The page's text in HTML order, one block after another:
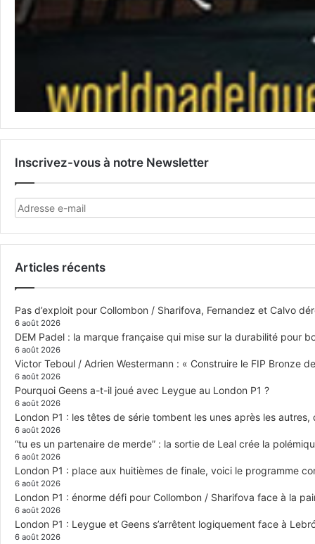
Inscrivez-vous à notre Newsletter
Articles récents
Pas d’exploit pour Collombon / Sharifova, Fernandez et Calvo
6 août 2026
DEM Padel : la marque française qui mise sur la durabilité pour
6 août 2026
Victor Teboul / Adrien Westermann : « Construire le FIP Bronze
6 août 2026
Pourquoi Geens a-t-il joué avec Leygue au London P1 ?
6 août 2026
London P1 : les têtes de série tombent les unes après les autres,
6 août 2026
“tu es un partenaire de merde” : la sortie de Leal crée la
6 août 2026
London P1 : place aux huitièmes de finale, voici le programme
6 août 2026
London P1 : énorme défi pour Collombon / Sharifova face à la
6 août 2026
London P1 : Leygue et Geens s’arrêtent logiquement face à
6 août 2026